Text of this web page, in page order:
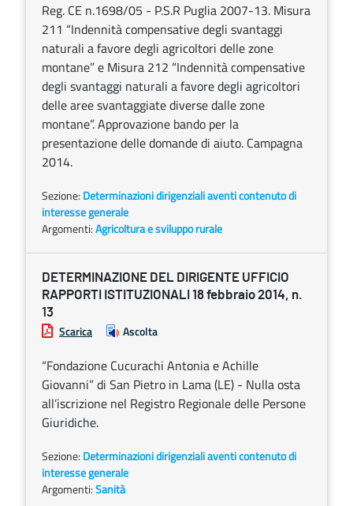
Reg. CE n.1698/05 - P.S.R Puglia 2007-13. Misura
211 “Indennità compensative degli svantaggi
naturali a favore degli agricoltori delle zone
montane” e Misura 212 “Indennità compensative
degli svantaggi naturali a favore degli agricoltori
delle aree svantaggiate diverse dalle zone
montane”. Approvazione bando per la
presentazione delle domande di aiuto. Campagna
2014.
Sezione: Determinazioni dirigenziali aventi contenuto di
interesse generale
Argomenti:Agricoltura e sviluppo rurale
DETERMINAZIONE DEL DIRIGENTE UFFICIO
RAPPORTI ISTITUZIONALI 18 febbraio 2014, n.
13
Scarica Ascolta
“Fondazione Cucurachi Antonia e Achille
Giovanni” di San Pietro in Lama (LE) - Nulla osta
all’iscrizione nel Registro Regionale delle Persone
Giuridiche.
Sezione: Determinazioni dirigenziali aventi contenuto di
interesse generale
Argomenti:Sanità